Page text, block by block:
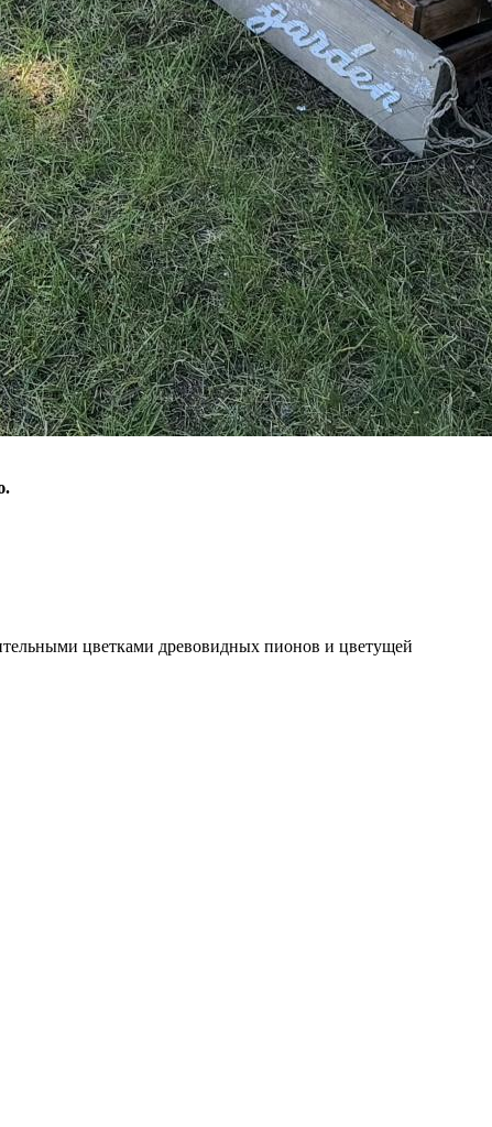
цветками древовидных пионов и цветущей